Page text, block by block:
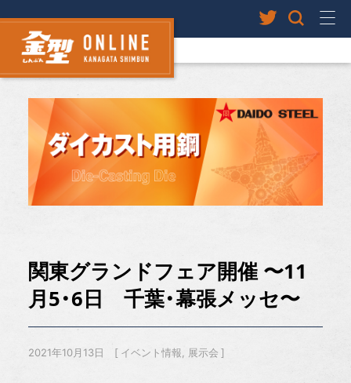
関東グランドフェア開催 〜11
月5・6日 千葉・幕張メッセ〜
2021年10月13日 イベント情報 展示会